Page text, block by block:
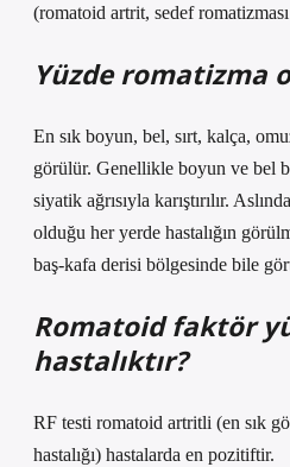
(romatoid artrit, sedef
Yüzde romatizma
En sık boyun, bel, sırt, kalça,
görülür. Genellikle boyun ve bel
siyatik ağrısıyla karıştırılır.
olduğu her yerde hastalığın
baş-kafa derisi bölgesinde bile
Romatoid faktör
hastalıktır?
RF testi romatoid artritli (en sık
hastalığı) hastalarda en pozitiftir.